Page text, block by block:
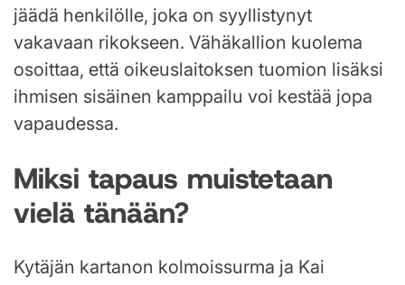
jäädä henkilölle, joka on syyllistynyt
vakavaan rikokseen. Vähäkallion kuolema
osoittaa, että oikeuslaitoksen tuomion lisäksi
ihmisen sisäinen kamppailu voi kestää jopa
vapaudessa.
Miksi tapaus muistetaan
vielä tänään?
Kytäjän kartanon kolmoissurma ja Kai